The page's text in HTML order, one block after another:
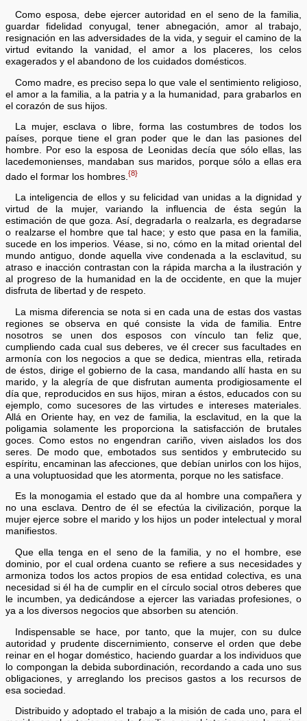
Como esposa, debe ejercer autoridad en el seno de la familia,
guardar fidelidad conyugal, tener abnegación, amor al trabajo,
resignación en las adversidades de la vida, y seguir el camino de la
virtud evitando la vanidad, el amor a los placeres, los celos
exagerados y el abandono de los cuidados domésticos.
Como madre, es preciso sepa lo que vale el sentimiento religioso,
el amor a la familia, a la patria y a la humanidad, para grabarlos en
el corazón de sus hijos.
La mujer, esclava o libre, forma las costumbres de todos los
países, porque tiene el gran poder que le dan las pasiones del
hombre. Por eso la esposa de Leonidas decía que sólo ellas, las
lacedemonienses, mandaban sus maridos, porque sólo a ellas era
dado el formar los hombres.{8}
La inteligencia de ellos y su felicidad van unidas a la dignidad y
virtud de la mujer, variando la influencia de ésta según la
estimación de que goza. Así, degradarla o realzarla, es degradarse
o realzarse el hombre que tal hace; y esto que pasa en la familia,
sucede en los imperios. Véase, si no, cómo en la mitad oriental del
mundo antiguo, donde aquella vive condenada a la esclavitud, su
atraso e inacción contrastan con la rápida marcha a la ilustración y
al progreso de la humanidad en la de occidente, en que la mujer
disfruta de libertad y de respeto.
La misma diferencia se nota si en cada una de estas dos vastas
regiones se observa en qué consiste la vida de familia. Entre
nosotros se unen dos esposos con vínculo tan feliz que,
cumpliendo cada cual sus deberes, ve él crecer sus facultades en
armonía con los negocios a que se dedica, mientras ella, retirada
de éstos, dirige el gobierno de la casa, mandando allí hasta en su
marido, y la alegría de que disfrutan aumenta prodigiosamente el
día que, reproducidos en sus hijos, miran a éstos, educados con su
ejemplo, como sucesores de las virtudes e intereses materiales.
Allá en Oriente hay, en vez de familia, la esclavitud, en la que la
poligamia solamente les proporciona la satisfacción de brutales
goces. Como estos no engendran cariño, viven aislados los dos
seres. De modo que, embotados sus sentidos y embrutecido su
espíritu, encaminan las afecciones, que debían unirlos con los hijos,
a una voluptuosidad que les atormenta, porque no les satisface.
Es la monogamia el estado que da al hombre una compañera y
no una esclava. Dentro de él se efectúa la civilización, porque la
mujer ejerce sobre el marido y los hijos un poder intelectual y moral
manifiestos.
Que ella tenga en el seno de la familia, y no el hombre, ese
dominio, por el cual ordena cuanto se refiere a sus necesidades y
armoniza todos los actos propios de esa entidad colectiva, es una
necesidad si él ha de cumplir en el círculo social otros deberes que
le incumben, ya dedicándose a ejercer las variadas profesiones, o
ya a los diversos negocios que absorben su atención.
Indispensable se hace, por tanto, que la mujer, con su dulce
autoridad y prudente discernimiento, conserve el orden que debe
reinar en el hogar doméstico, haciendo guardar a los individuos que
lo compongan la debida subordinación, recordando a cada uno sus
obligaciones, y arreglando los precisos gastos a los recursos de
esa sociedad.
Distribuido y adoptado el trabajo a la misión de cada uno, para el